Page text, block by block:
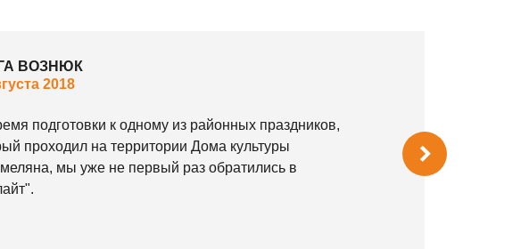
ВОЗНЮК
2018
подготовки к одному из районных праздников,
проходил на территории Дома культуры
мы уже не первый раз обратились в